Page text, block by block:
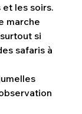
les soirs.
marche
si
safaris à